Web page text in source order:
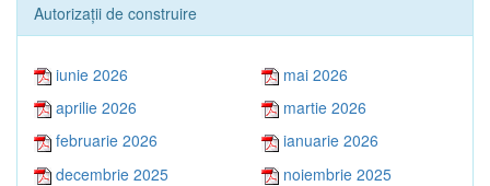
Autorizaţii de construire
iunie 2026
mai 2026
aprilie 2026
martie 2026
februarie 2026
ianuarie 2026
decembrie 2025
noiembrie 2025